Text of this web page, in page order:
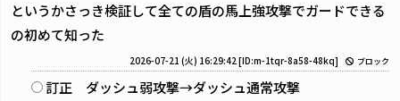
というかさっき検証して全ての盾の馬上強攻撃でガードできる
の初めて知った
2026-07-21 (火) 16:29:42[ID:m-1tqr-8a58-48kq] ブロック
訂正 ダッシュ弱攻撃→ダッシュ通常攻撃